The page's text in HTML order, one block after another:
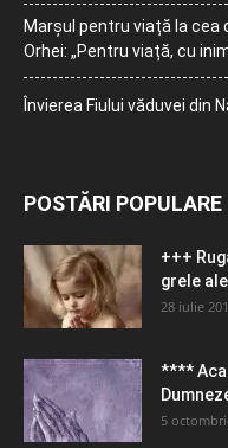
Marșul pentru viață la cea
Orhei: „Pentru viață, cu
Învierea Fiului văduvei din
POSTĂRI POPULARE
+++
grele
28 iulie
****
5